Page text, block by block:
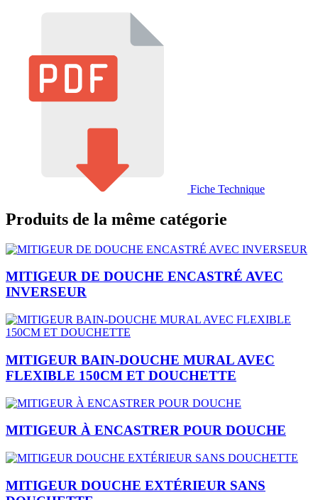
Fiche Technique
Produits de la même catégorie
MITIGEUR DE DOUCHE ENCASTRÉ AVEC
INVERSEUR
MITIGEUR BAIN-DOUCHE MURAL AVEC
FLEXIBLE 150CM ET DOUCHETTE
MITIGEUR À ENCASTRER POUR DOUCHE
MITIGEUR DOUCHE EXTÉRIEUR SANS